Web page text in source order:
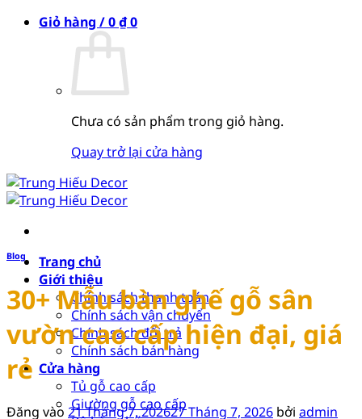
Giỏ hàng /0₫0
Chưa có sản phẩm trong giỏ hàng.
Quay trở lại cửa hàng
Trang chủ
Giới thiệu
Chính sách thanh toán
Chính sách vận chuyển
Chính sách đổi trả
Chính sách bán hàng
Cửa hàng
Tủ gỗ cao cấp
Giường gỗ cao cấp
Blog
30+ Mẫu bàn ghế gỗ sân
vườn cao cấp hiện đại, giá
rẻ
Đăng vào 21 Tháng 7, 202627 Tháng 7, 2026 bởi admin